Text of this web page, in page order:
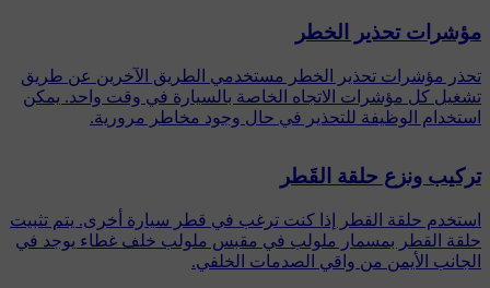
مؤشرات تحذير الخطر
تحذر مؤشرات تحذير الخطر مستخدمي الطريق الآخرين عن طريق
تشغيل كل مؤشرات الاتجاه الخاصة بالسيارة في وقت واحد. يمكن
استخدام الوظيفة للتحذير في حال وجود مخاطر مرورية.
تركيب ونزع حلقة القَطر
استخدم حلقة القطر إذا كنت ترغب في قطر سيارة أخرى. يتم تثبيت
حلقة القطر بمسمار ملولب في مقبس ملولب خلف غطاء يوجد في
الجانب الأيمن من واقي الصدمات الخلفي.